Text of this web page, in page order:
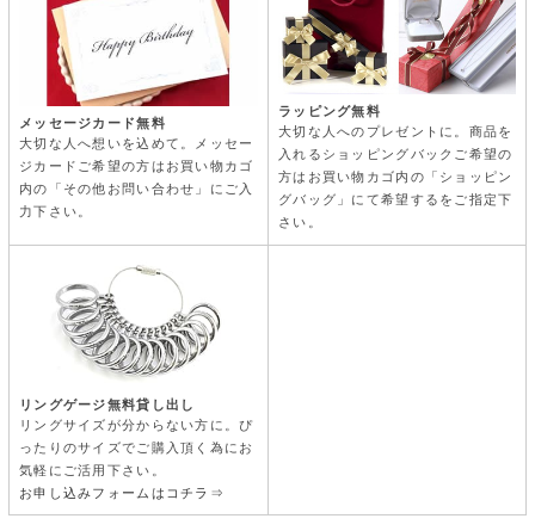
メッセージカード無料
大切な人へ想いを込めて。メッセー
ジカードご希望の方はお買い物カゴ
内の「その他お問い合わせ」にご入
力下さい。
ラッピング無料
大切な人へのプレゼントに。商品を
入れるショッピングバックご希望の
方はお買い物カゴ内の「ショッピン
グバッグ」にて希望するをご指定下
さい。
リングゲージ無料貸し出し
リングサイズが分からない方に。ぴ
ったりのサイズでご購入頂く為にお
気軽にご活用下さい。
お申し込みフォームはコチラ⇒